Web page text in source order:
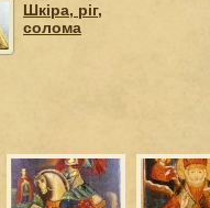
Шкіра, ріг,
солома